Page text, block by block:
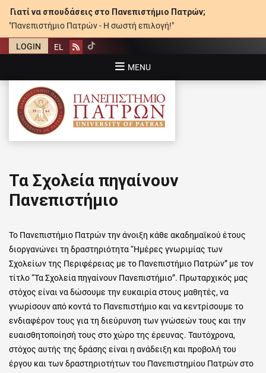
Γιατί να σπουδάσεις στο Πανεπιστήμιο Πατρών;
"Πανεπιστήμιο Πατρών - Η σωστή επιλογή!"
LOGIN EL Rss
MENU
ΠΑΝΕΠΙΣΤΉΜΙΟ ΠΑΤΡΏΝ
Τα Σχολεία πηγαίνουν
Πανεπιστήμιο
Το Πανεπιστήμιο Πατρών την άνοιξη κάθε ακαδημαϊκού έτους
διοργανώνει τη δραστηριότητα “Ημέρες γνωριμίας των
Σχολείων της Περιφέρειας με το Πανεπιστήμιο Πατρών” με τον
τίτλο “Τα Σχολεία πηγαίνουν Πανεπιστήμιο”. Πρωταρχικός μας
στόχος είναι να δώσουμε την ευκαιρία στους μαθητές, να
γνωρίσουν από κοντά το Πανεπιστήμιο και να κεντρίσουμε το
ενδιαφέρον τους για τη διεύρυνση των γνώσεών τους και την
ευαισθητοποίησή τους στο χώρο της έρευνας. Ταυτόχρονα,
στόχος αυτής της δράσης είναι η ανάδειξη και προβολή του
έργου και των δραστηριοτήτων του Πανεπιστημίου Πατρών στο